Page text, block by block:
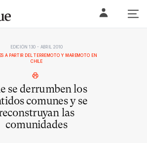
EDICIÓN 130 - ABRIL 2010
A PARTIR DEL TERREMOTO Y MAREMOTO EN
CHILE
se derrumben los
comunes y se
las
comunidades